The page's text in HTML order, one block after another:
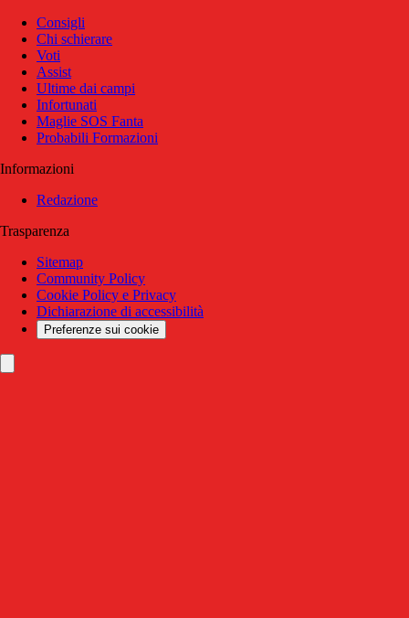
Consigli
Chi schierare
Voti
Assist
Ultime dai campi
Infortunati
Maglie SOS Fanta
Probabili Formazioni
Informazioni
Redazione
Trasparenza
Sitemap
Community Policy
Cookie Policy e Privacy
Dichiarazione di accessibilità
Preferenze sui cookie